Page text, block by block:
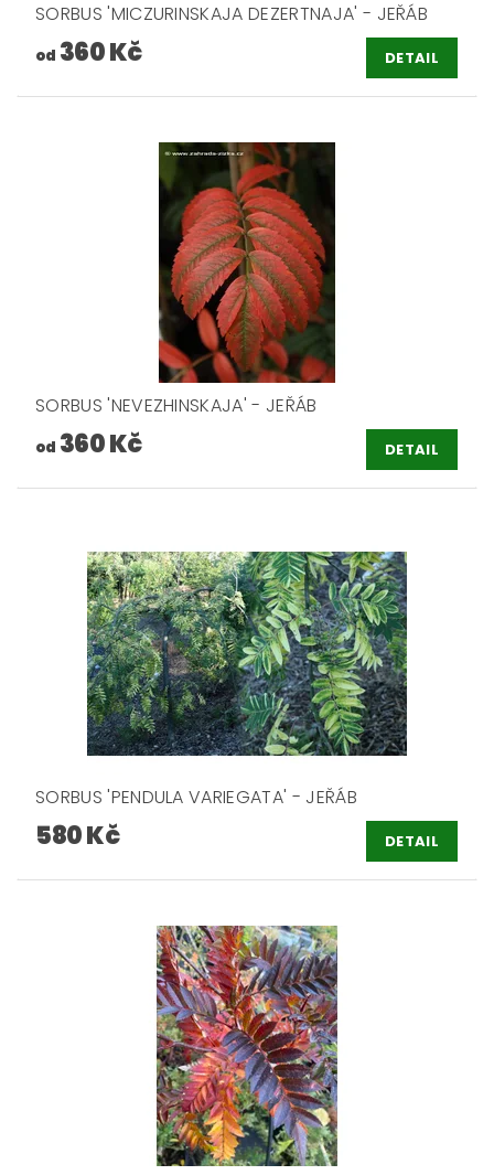
SORBUS 'MICZURINSKAJA DEZERTNAJA' - JEŘÁB
od 360 Kč DETAIL
SORBUS 'NEVEZHINSKAJA' - JEŘÁB
od 360 Kč DETAIL
SORBUS 'PENDULA VARIEGATA' - JEŘÁB
580 Kč DETAIL